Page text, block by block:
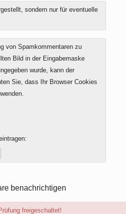
sondern nur für eventuelle
von Spamkommentaren zu
Bild in der Eingabemaske
wurde, kann der
Sie, dass Ihr Browser Cookies
benachrichtigen
freigeschaltet!